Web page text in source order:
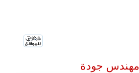
مهندس جودة